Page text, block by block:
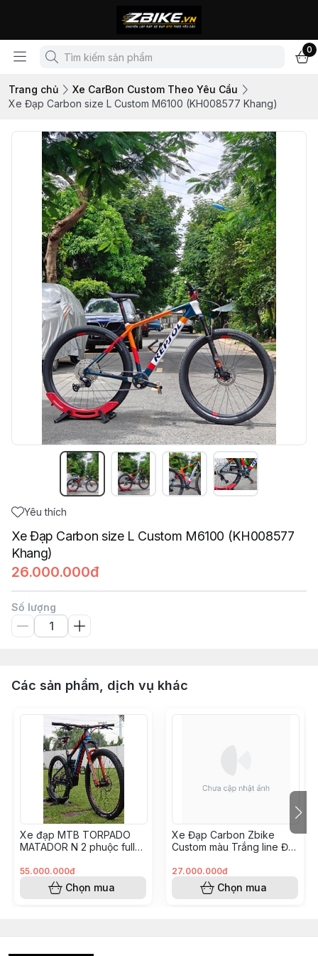
0
Trang chủ
Xe CarBon Custom Theo Yêu Cầu
Xe Đạp Carbon size L Custom M6100 (KH008577 Khang)
Yêu thích
Xe Đạp Carbon size L Custom M6100 (KH008577
Khang)
26.000.000đ
Số lượng
Các sản phẩm, dịch vụ khác
Xe đạp MTB TORPADO
MATADOR N 2 phuộc full
mới
55.000.000đ
Chọn mua
Xe Đạp Carbon Zbike
Custom màu Trắng line Đỏ
(KH8248175 Hoài Vũ)
27.000.000đ
Chọn mua